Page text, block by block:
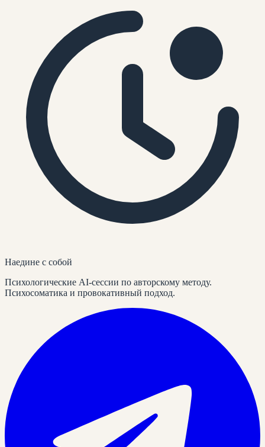
Наедине с собой
Психологические AI-сессии по авторскому методу.
Психосоматика и провокативный подход.